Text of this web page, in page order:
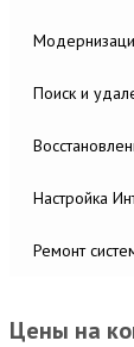
Поиск и
Настройка
Ремонт
Цены на